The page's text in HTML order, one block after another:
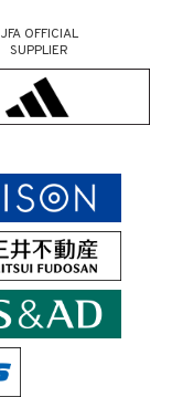
JFA OFFICIAL
SUPPLIER